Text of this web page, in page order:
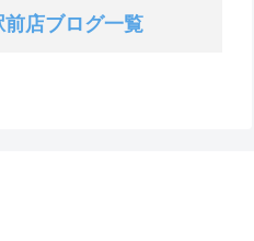
前店ブログ一覧